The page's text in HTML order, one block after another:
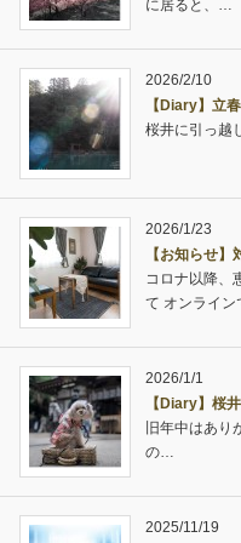
に居ると、…
2026/2/10
【Diary】立
桜井に引っ越
2026/1/23
【お知らせ
コロナ以降、
て オンライ
2026/1/1
【Diary】桜
旧年中はあり
の…
2025/11/19